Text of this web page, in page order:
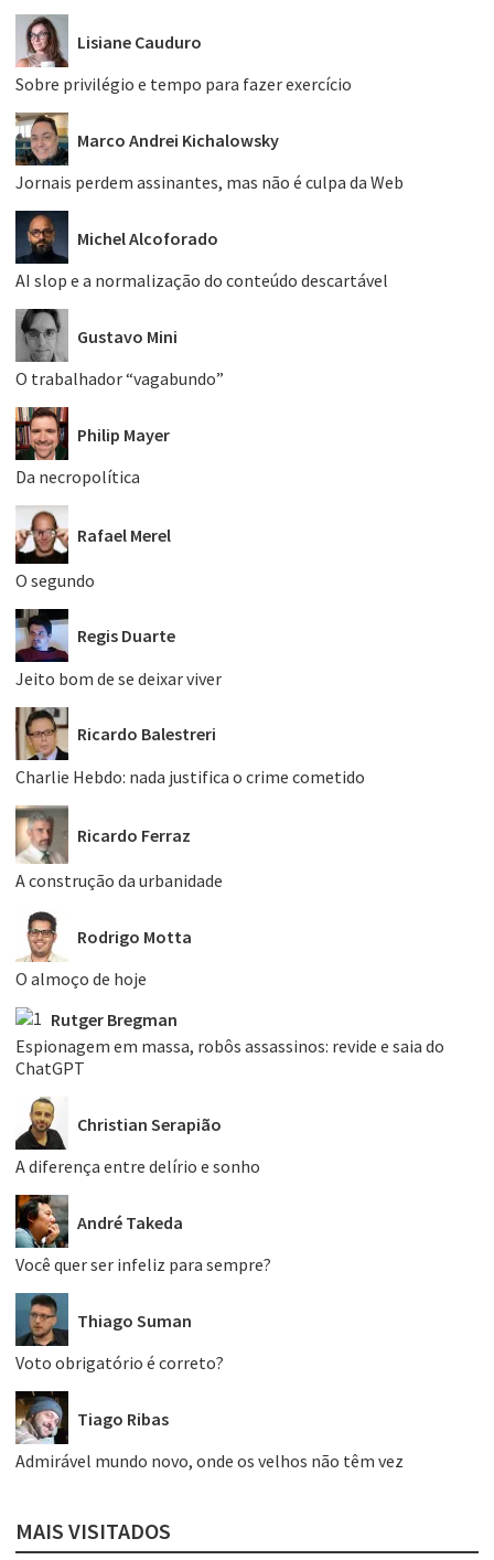
Lisiane Cauduro
Sobre privilégio e tempo para fazer exercício
Marco Andrei Kichalowsky
Jornais perdem assinantes, mas não é culpa da Web
Michel Alcoforado
AI slop e a normalização do conteúdo descartável
Gustavo Mini
O trabalhador “vagabundo”
Philip Mayer
Da necropolítica
Rafael Merel
O segundo
Regis Duarte
Jeito bom de se deixar viver
Ricardo Balestreri
Charlie Hebdo: nada justifica o crime cometido
Ricardo Ferraz
A construção da urbanidade
Rodrigo Motta
O almoço de hoje
Rutger Bregman
Espionagem em massa, robôs assassinos: revide e saia do
ChatGPT
Christian Serapião
A diferença entre delírio e sonho
André Takeda
Você quer ser infeliz para sempre?
Thiago Suman
Voto obrigatório é correto?
Tiago Ribas
Admirável mundo novo, onde os velhos não têm vez
MAIS VISITADOS